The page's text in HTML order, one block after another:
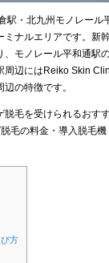
駅・北九州モノレール
ナルエリアです。新
モノレール平和通駅
辺にはReiko Skin
の特徴です。
毛を受けられるおす
毛の料金・導入脱毛
方